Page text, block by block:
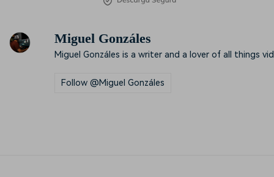
Miguel Gonzáles
Miguel Gonzáles is a writer and a lover of all things
Follow @Miguel Gonzáles